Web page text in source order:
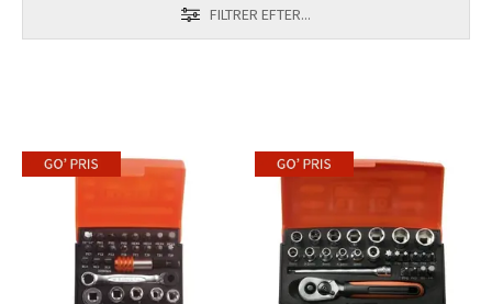
FILTRER EFTER...